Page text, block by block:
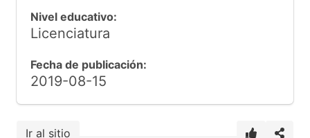
Nivel educativo:
Licenciatura
Fecha de publicación:
2019-08-15
Ir al sitio